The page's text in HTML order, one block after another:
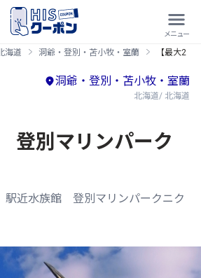
海道 洞爺・登別・苫小牧・室蘭 【最大2
洞爺・登別・苫小牧・室蘭
北海道/ 北海道
登別マリンパーク
駅近水族館 登別マリンパークニク